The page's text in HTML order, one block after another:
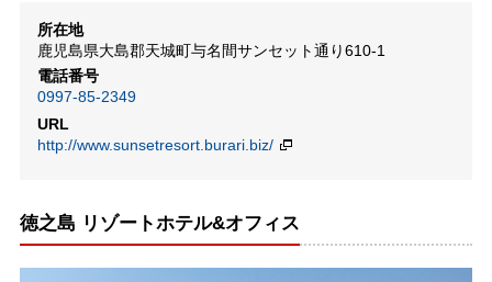
所在地
鹿児島県大島郡天城町与名間サンセット通り610-1
電話番号
0997-85-2349
URL
http://www.sunsetresort.burari.biz/
徳之島 リゾートホテル&オフィス